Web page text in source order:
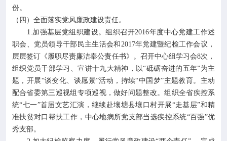
份。
（四）全面落实党风廉政建设责任。
1.加强基层党组织建设。组织召开2016年度中心党建工作述
职会、党员领导干部民主生活会和2017年党建暨纪检工作会议，
层层签订《履职尽责廉洁奉公责任书》。召开中心组学习会8次，
组织党员干部学习、宣讲十九大精神，以“砥砺奋进的五年”为主
题，开展“谈变化、谈愿景”活动，持续“中国梦”主题教育。主动
配合省委第三巡视组专项巡视，做好问题整改。组织全省疾控系
统“七一”首届文艺汇演，继续赴壤塘县壤口村开展“走基层”和精
准扶贫对口帮扶工作，中心地病所党支部当选疾控系统“百强”优
秀支部。